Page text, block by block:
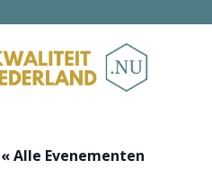
« Alle Evenementen